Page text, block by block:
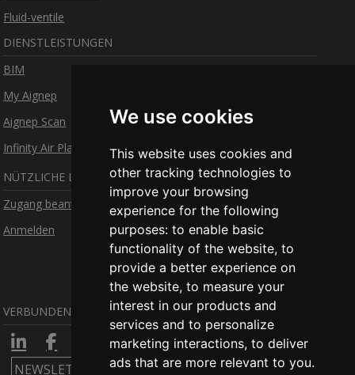
We use cookies
This website uses cookies and
other tracking technologies to
improve your browsing
experience for the following
purposes: to enable basic
functionality of the website, to
provide a better experience on
the website, to measure your
interest in our products and
services and to personalize
marketing interactions, to deliver
ads that are more relevant to you.
Fluid-ventile
DIENSTLEISTUNGEN
BIM
My Aignep
Aignep Scan
Infinity Air Planner
NÜTZLICHE LINKS
Zugang beantragen
Anmelden
VERBUNDEN BLEIBEN
NEWSLETTER ABONIEREN